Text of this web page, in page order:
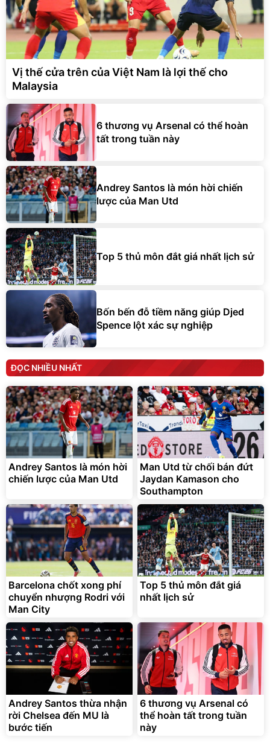
Vị thế cửa trên của Việt Nam là lợi thế cho
Malaysia
6 thương vụ Arsenal có thể hoàn
tất trong tuần này
Andrey Santos là món hời chiến
lược của Man Utd
Top 5 thủ môn đắt giá nhất lịch sử
Bốn bến đỗ tiềm năng giúp Djed
Spence lột xác sự nghiệp
ĐỌC NHIỀU NHẤT
Andrey Santos là món hời
chiến lược của Man Utd
Man Utd từ chối bán đứt
Jaydan Kamason cho
Southampton
Barcelona chốt xong phí
chuyển nhượng Rodri với
Man City
Top 5 thủ môn đắt giá
nhất lịch sử
Andrey Santos thừa nhận
rời Chelsea đến MU là
bước tiến
6 thương vụ Arsenal có
thể hoàn tất trong tuần
này